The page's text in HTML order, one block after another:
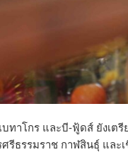
บทาโกร และบี-ฟู้ดส์ ยังเต
ศรีธรรมราช กาฬสินธุ์ และ